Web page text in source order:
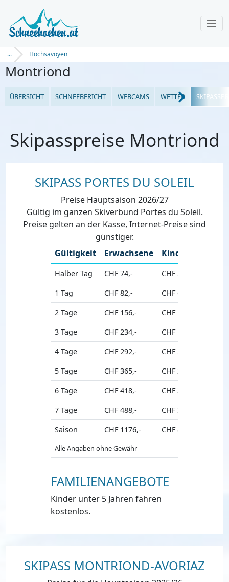
... Hochsavoyen
Montriond
ÜBERSICHT SCHNEEBERICHT WEBCAMS WETTER
Skipasspreise Montriond
SKIPASS PORTES DU SOLEIL
Preise Hauptsaison 2026/27
Gültig im ganzen Skiverbund Portes du Soleil.
Preise gelten an der Kasse, Internet-Preise sind
günstiger.
Gültigkeit
Erwachsene Kinder
Halber Tag CHF 74,- CHF 56,-
1 Tag
CHF 82,- CHF 62,-
2 Tage
CHF 156,- CHF 117,-
3 Tage
CHF 234,- CHF 176,-
4 Tage
CHF 292,- CHF 219,-
5 Tage
CHF 365,- CHF 274,-
6 Tage
CHF 418,- CHF 314,-
7 Tage
CHF 488,- CHF 366,-
Saison
CHF 1176,- CHF 882,-
Alle Angaben ohne Gewähr
FAMILIENANGEBOTE
Kinder unter 5 Jahren fahren
kostenlos.
SKIPASS MONTRIOND-AVORIAZ